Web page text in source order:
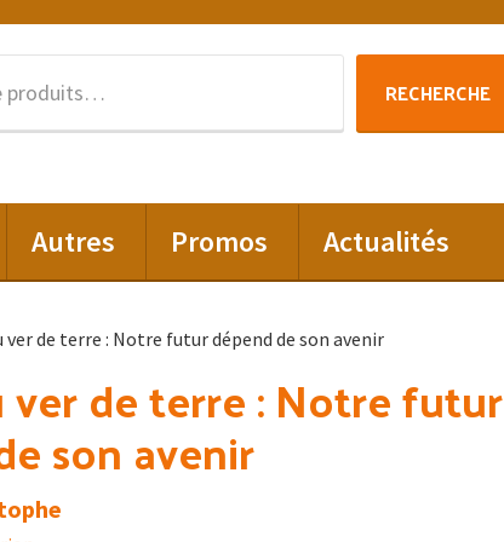
RECHERCHE
Autres Promos Actualités
ver de terre : Notre futur dépend de son avenir
ver de terre : Notre futur
son avenir